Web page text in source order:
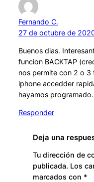
Fernando C.
27 de octubre de
Buenos dias.
funcion BACKTAP
nos permite con 2 o 3
iphone accedder
hayamos
Responder
Deja una
Tu dirección de
publicada. Los
marcados con *